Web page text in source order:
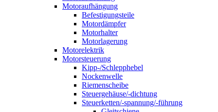
Motoraufhängung
Befestigungsteile
Motordämpfer
Motorhalter
Motorlagerung
Motorelektrik
Motorsteuerung
Kipp-/Schlepphebel
Nockenwelle
Riemenscheibe
Steuergehäuse/-dichtung
Steuerketten/-spannung/-führung